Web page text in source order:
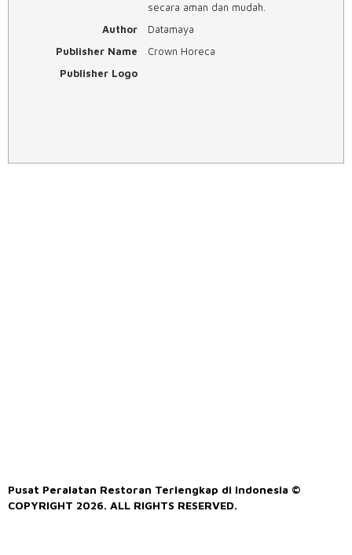
secara aman dan mudah.
Author
Datamaya
Publisher Name
Crown Horeca
Publisher Logo
Pusat Peralatan Restoran Terlengkap di Indonesia ©
COPYRIGHT 2026. ALL RIGHTS RESERVED.